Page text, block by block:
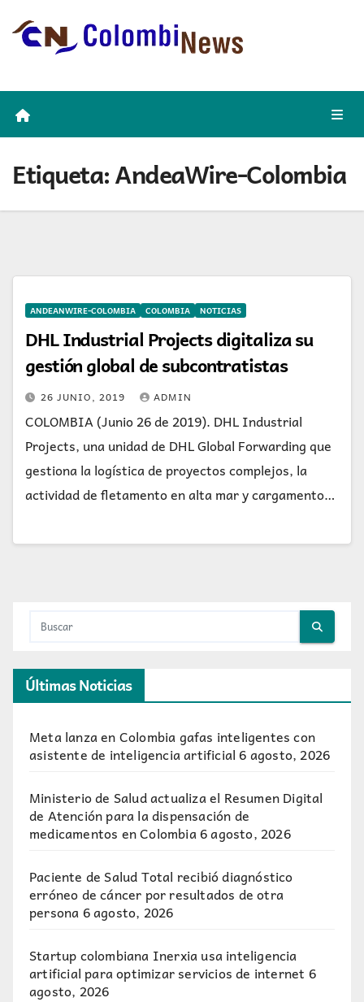
Etiqueta:AndeaWire-Colombia
ANDEANWIRE-COLOMBIA COLOMBIA NOTICIAS
DHL Industrial Projects digitaliza su
gestión global de subcontratistas
26 JUNIO, 2019 ADMIN
COLOMBIA (Junio 26 de 2019). DHL Industrial
Projects, una unidad de DHL Global Forwarding que
gestiona la logística de proyectos complejos, la
actividad de fletamento en alta mar y cargamento…
Últimas Noticias
Meta lanza en Colombia gafas inteligentes con
asistente de inteligencia artificial 6 agosto, 2026
Ministerio de Salud actualiza el Resumen Digital
de Atención para la dispensación de
medicamentos en Colombia6 agosto, 2026
Paciente de Salud Total recibió diagnóstico
erróneo de cáncer por resultados de otra
persona6 agosto, 2026
Startup colombiana Inerxia usa inteligencia
artificial para optimizar servicios de internet 6
agosto, 2026